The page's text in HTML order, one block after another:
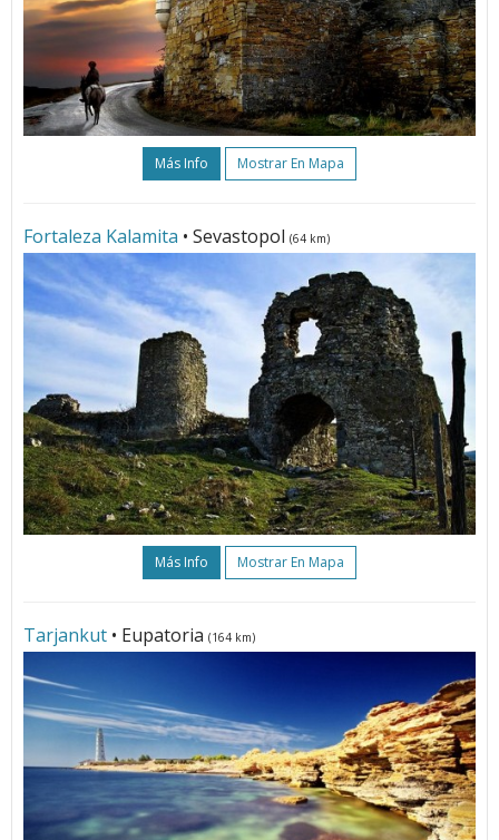
Más Info Mostrar En Mapa
Fortaleza Kalamita • Sevastopol (64 km)
Más Info Mostrar En Mapa
Tarjankut • Eupatoria (164 km)